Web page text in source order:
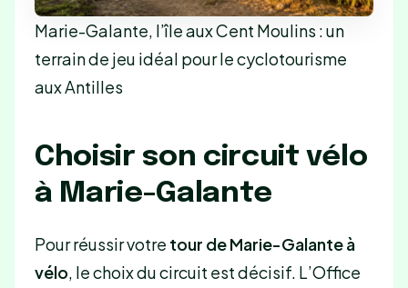
Marie-Galante, l’île aux Cent Moulins : un
terrain de jeu idéal pour le cyclotourisme
aux Antilles
Choisir son circuit vélo
à Marie-Galante
Pour réussir votre tour de Marie-Galante à
vélo, le choix du circuit est décisif. L’Office